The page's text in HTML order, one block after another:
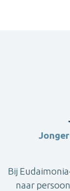
Bij
naar